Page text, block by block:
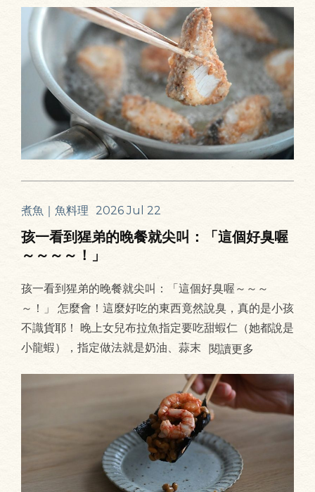
煮魚｜魚料理 2026 Jul 22
孩一看到猩弟的晚餐就尖叫：「這個好臭喔
～～～～！」
孩一看到猩弟的晚餐就尖叫：「這個好臭喔～～～
～！」 怎麼會！這麼好吃的東西竟然說臭，真的是小孩
不識貨耶！ 晚上女兒布拉魚指定要吃甜蝦仁（她都說是
小龍蝦），指定做法就是奶油、蒜末 閱讀更多